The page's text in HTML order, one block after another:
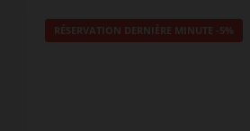
RÉSERVATION DERNIÈRE MINUTE -5%